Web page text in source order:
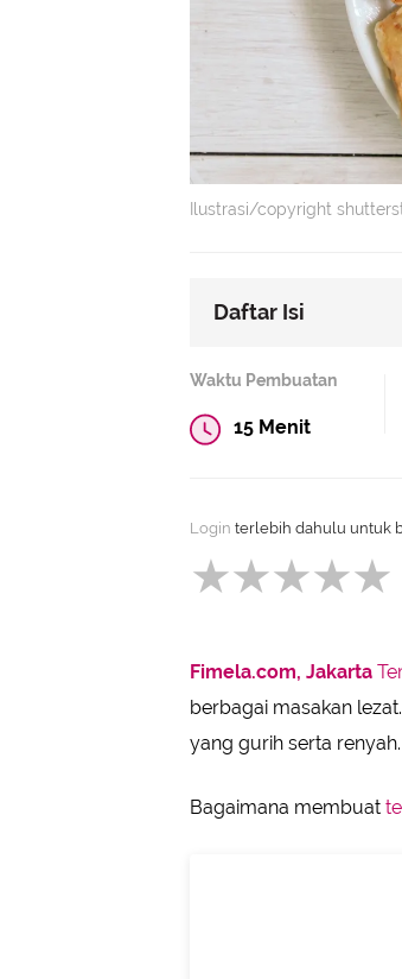
Ilustrasi/copyright
Daftar Isi
Resep Tempe
Resep Tempe Kemul
Waktu Pembuatan
15 Menit
Login terlebih dahulu untuk
Fimela.com, Jakarta
berbagai masakan
yang gurih serta
Bagaimana membuat